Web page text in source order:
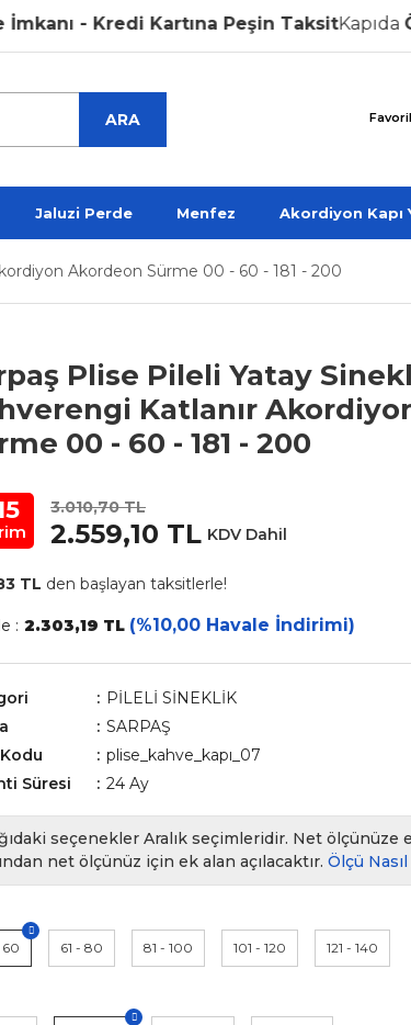
- Kredi Kartına Peşin TaksitKapıda
ARA
Jaluzi Perde Menfez Akordiyon Kapı
Akordeon Sürme 00 - 60 - 181 - 200
Plise Pileli Yatay
Katlanır
00 - 60 - 181 - 200
3.010,70 TL
2.559,10 TL KDV Dahil
TL den başlayan taksitlerle!
: 2.303,19 TL (%10,00 Havale İndirimi)
PİLELİ SİNEKLİK
SARPAŞ
plise_kahve_kapı_07
Süresi
24 Ay
seçenekler Aralık seçimleridir. Net ölçünüze
net ölçünüz için ek alan açılacaktır. Ölçü Nasıl
61 - 80 81 - 100 101 - 120 121 - 140